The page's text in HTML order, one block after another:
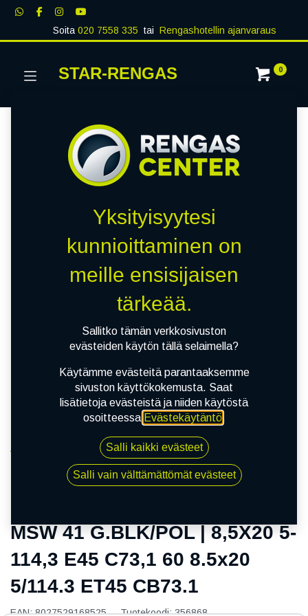
Soita020 7558 335 tai Rengashotellin ajanvaraus
STAR-RENGAS 0
MSW 41 G.BLK/POL | 8,5X20 5-114,3 E45 C73,1 60
8.5x20 5/114.3 ET45 CB73.1
MSW 41 G.BLK/POL | 8,5X20 5-
114,3 E45 C73,1 60 8.5x20
5/114.3 ET45 CB73.1
EAN:8027529168525 Tuotekoodi:356868
Yksityisyytesi
kunnioittaminen on
meille ensisijaisen
tärkeää.
Sallitko tämän verkkosivuston
evästeiden käytön tällä selaimella?
Käytämme evästeitä parantaaksemme
sivuston käyttökokemusta. Saat
lisätietoja evästeistä ja niiden käytöstä
osoitteessa Evästekäytäntö.
Salli kaikki evästeet
Salli vain välttämättömät evästeet